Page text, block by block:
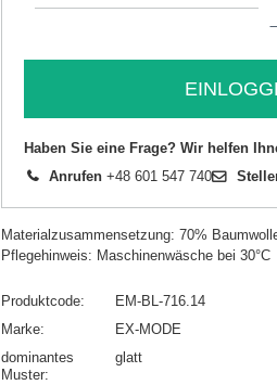
Haben Sie eine Frage? Wir helfen
Anrufen +48 601 547 740
Materialzusammensetzung: 70%
Pflegehinweis: Maschinenwäsche bei 30°C
Produktcode
EM-BL-716.14
Marke
EX-MODE
dominantes
Muster
glatt